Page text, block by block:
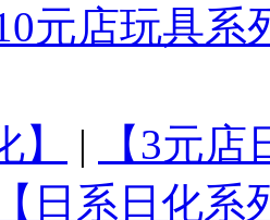
10元店玩具系
|
【3元店
【日系日化系